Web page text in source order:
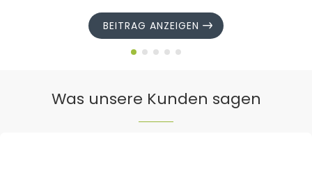
BEITRAG ANZEIGEN
Was unsere Kunden sagen